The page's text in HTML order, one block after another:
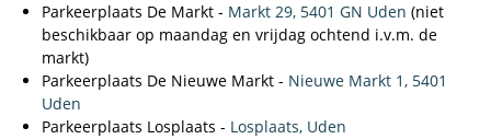
Parkeerplaats De Markt - Markt 29, 5401 GN Uden (niet
beschikbaar op maandag en vrijdag ochtend i.v.m. de
markt)
Parkeerplaats De Nieuwe Markt - Nieuwe Markt 1, 5401
Uden
Parkeerplaats Losplaats - Losplaats, Uden